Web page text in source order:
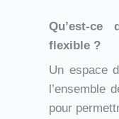
Qu’est-ce
flexible ?
Un espace
l’ensemble
pour